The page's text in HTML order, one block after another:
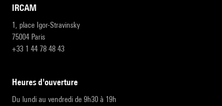
IRCAM
1, place Igor-Stravinsky
75004 Paris
+33 1 44 78 48 43
heures d'ouverture
Du lundi au vendredi de 9h30 à 19h